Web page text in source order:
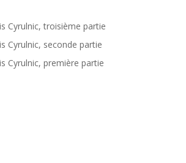
Cyrulnic, troisième partie
Cyrulnic, seconde partie
Cyrulnic, première partie